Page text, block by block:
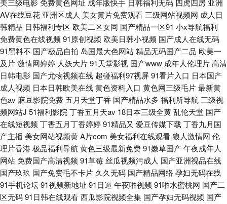
美三级电影免费黄色网址 成年版快手 日韩福利无码 四虎四房 亚洲
AV在线豆花 亚洲区成人 美女黄片免费观看 三级网站视频网 成人日
韩精品 日韩福利专区 欧美二区女同 国产精品一区91 小x导航福利
免费黄色在线视频 91原创视频 欧美日韩小视频 国产成人在线无码
91黑料不 国产极品自拍 岛国最大色网站精品无码国产二品 欧美一
及片激情网婷婷 人妖大片91天堂影视 国产www 成年人伦理片高清
日韩电影 国产尤物视频在线 超碰福利97视屏91看片入口 日本国产
成人视频 日本日韩欧美在线黄色资料入口 黄色网三级毛片最新黄
色av 麻豆影院免费 五月天堂丁香 国产精品水多 福利所导航 三级视
频网站J 51福利影院 丁香五月天av 18日本三级全黄乱伦天堂 国产
在线短视频 丁香五月丁香婷婷91精品又 爱豆传媒下载 丁香九月国
产主播 美女网站视频黄A片com 美女福利在线观看狼人激情网 伦
理片香港 极品福利导航 黄色三级最新免费91嫩草国产午夜成年人
网站免费国产高清视频 91草莓丝瓜视频污成人 国产亚洲视品在线
国产玖玖 国产免费毛不卡片 久久无码 国产精品网络 孕妇无码在线
91手机论坛91视频新地址 91日逼 午夜啪视频 91啪水蜜桃网 国产二
区无码91日韩在线观看西瓜影院视频全集 国产孕妇无码视频 国产